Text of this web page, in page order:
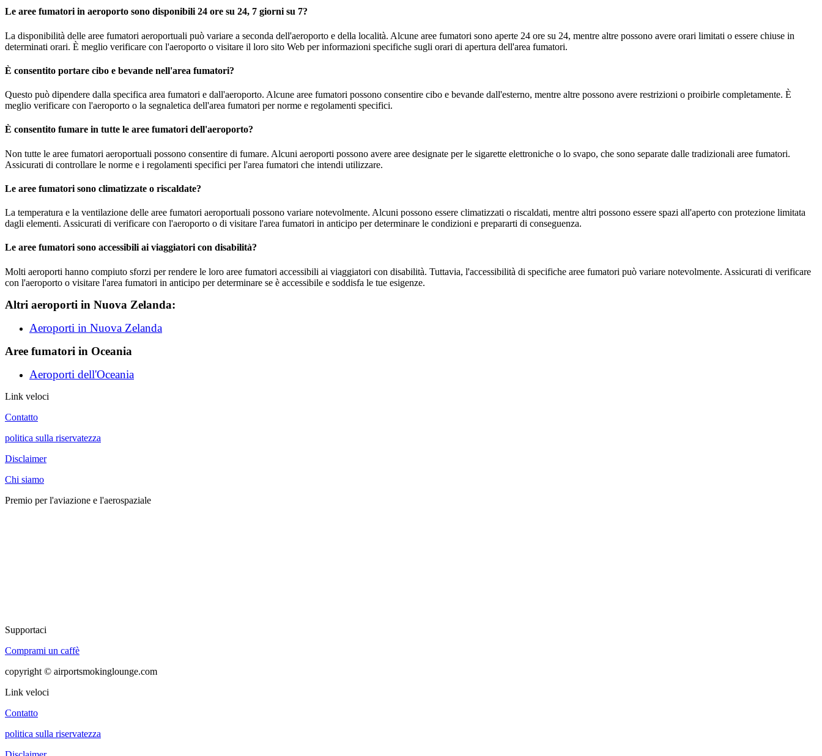
Le aree fumatori in aeroporto sono disponibili 24 ore su 24, 7 giorni su 7?
La disponibilità delle aree fumatori aeroportuali può variare a seconda dell'aeroporto e della località. Alcune aree fumatori sono aperte 24 ore su 24, mentre altre possono avere orari limitati o essere chiuse in
determinati orari. È meglio verificare con l'aeroporto o visitare il loro sito Web per informazioni specifiche sugli orari di apertura dell'area fumatori.
È consentito portare cibo e bevande nell'area fumatori?
Questo può dipendere dalla specifica area fumatori e dall'aeroporto. Alcune aree fumatori possono consentire cibo e bevande dall'esterno, mentre altre possono avere restrizioni o proibirle completamente. È
meglio verificare con l'aeroporto o la segnaletica dell'area fumatori per norme e regolamenti specifici.
È consentito fumare in tutte le aree fumatori dell'aeroporto?
Non tutte le aree fumatori aeroportuali possono consentire di fumare. Alcuni aeroporti possono avere aree designate per le sigarette elettroniche o lo svapo, che sono separate dalle tradizionali aree fumatori.
Assicurati di controllare le norme e i regolamenti specifici per l'area fumatori che intendi utilizzare.
Le aree fumatori sono climatizzate o riscaldate?
La temperatura e la ventilazione delle aree fumatori aeroportuali possono variare notevolmente. Alcuni possono essere climatizzati o riscaldati, mentre altri possono essere spazi all'aperto con protezione limitata
dagli elementi. Assicurati di verificare con l'aeroporto o di visitare l'area fumatori in anticipo per determinare le condizioni e prepararti di conseguenza.
Le aree fumatori sono accessibili ai viaggiatori con disabilità?
Molti aeroporti hanno compiuto sforzi per rendere le loro aree fumatori accessibili ai viaggiatori con disabilità. Tuttavia, l'accessibilità di specifiche aree fumatori può variare notevolmente. Assicurati di verificare
con l'aeroporto o visitare l'area fumatori in anticipo per determinare se è accessibile e soddisfa le tue esigenze.
Altri aeroporti in Nuova Zelanda:
Aeroporti in Nuova Zelanda
Aree fumatori in Oceania
Aeroporti dell'Oceania
Link veloci
Contatto
politica sulla riservatezza
Disclaimer
Chi siamo
Premio per l'aviazione e l'aerospaziale
Supportaci
Comprami un caffè
copyright © airportsmokinglounge.com
Link veloci
Contatto
politica sulla riservatezza